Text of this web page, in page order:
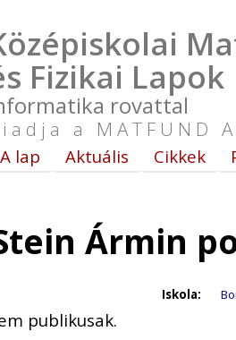
Fizikai Lapok
rovattal
a MATFUND
A lap Aktuális Cikkek
Ármin
Iskola:
publikusak.